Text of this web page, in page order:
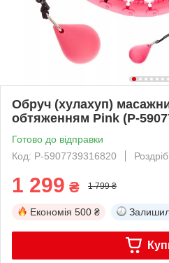
Обруч (хулахуп)
обтяженням Pink (P-
Готово до відправки
Код: P-5907739316820
Роздріб
1 299 ₴ 1 799 ₴
Економія 500 ₴